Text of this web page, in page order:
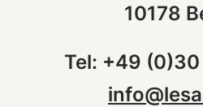
10178
Tel: +49